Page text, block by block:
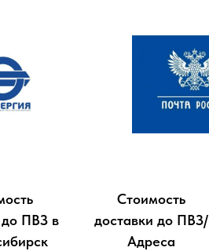
до ПВЗ в
Стоимость
доставки до ПВЗ/
Адреса